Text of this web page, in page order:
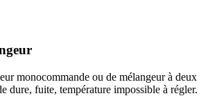
monocommande ou de mélangeur à deux
dure, fuite, température impossible à régler.